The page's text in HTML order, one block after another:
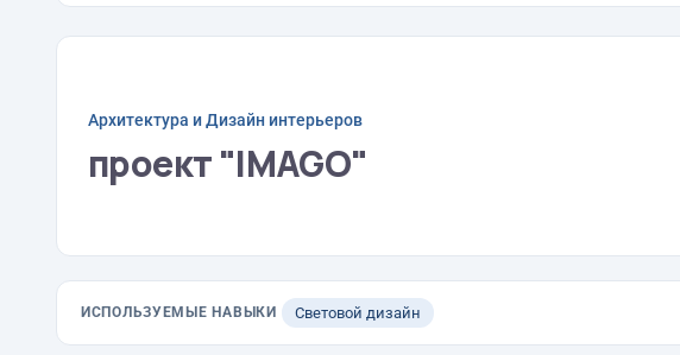
Архитектура и Дизайн интерьеров
проект "IMAGO"
ИСПОЛЬЗУЕМЫЕ НАВЫКИ Световой дизайн